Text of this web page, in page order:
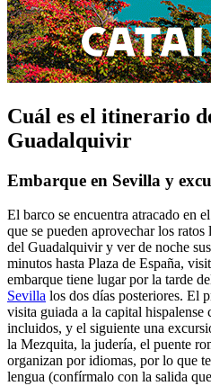
Cuál es el itinerario
Guadalquivir
Embarque en Sevilla y
El barco se encuentra atracado en
que se pueden aprovechar los
del Guadalquivir y ver de noche
minutos hasta Plaza de España,
embarque tiene lugar por la tarde
Sevilla los dos días posteriores. El
visita guiada a la capital hispalense
incluidos, y el siguiente una
la Mezquita, la judería, el puente
organizan por idiomas, por lo que
lengua (confírmalo con la salida